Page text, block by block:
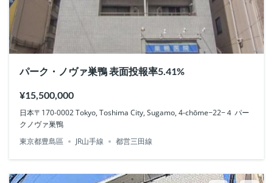
パーク・ノヴァ巣鴨 表面投報率5.41%
¥15,500,000
日本〒170-0002 Tokyo, Toshima City, Sugamo, 4-chōme−22−４ パー
クノヴァ巣鴨
東京都豊島區
JR山手線 都営三田線